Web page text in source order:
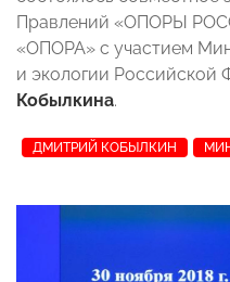
Правлений «ОПОРЫ
«ОПОРА» с участием
и экологии Российской
Кобылкина.
ДМИТРИЙ КОБЫЛКИН